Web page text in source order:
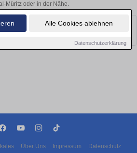
Alle Cookies ablehnen
Datenschutzerklärung
Müritz oder in der Nähe.
passenden Objekte finden. Schauen Sie
Über Uns Impressum Datenschutz